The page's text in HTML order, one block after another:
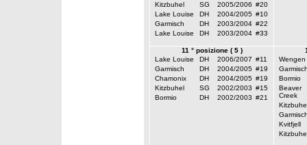
Kitzbuhel
SG 2005/2006 #20
Lake Louise
DH 2004/2005 #10
Garmisch
DH 2003/2004 #22
Lake Louise
DH 2003/2004 #33
11 ° posizione ( 5 )
Lake Louise
DH 2006/2007 #11
Garmisch
DH 2004/2005 #19
Chamonix
DH 2004/2005 #19
Kitzbuhel
SG 2002/2003 #15
Bormio
DH 2002/2003 #21
Wengen
Bormio
Beaver
Creek
Kvitfjell